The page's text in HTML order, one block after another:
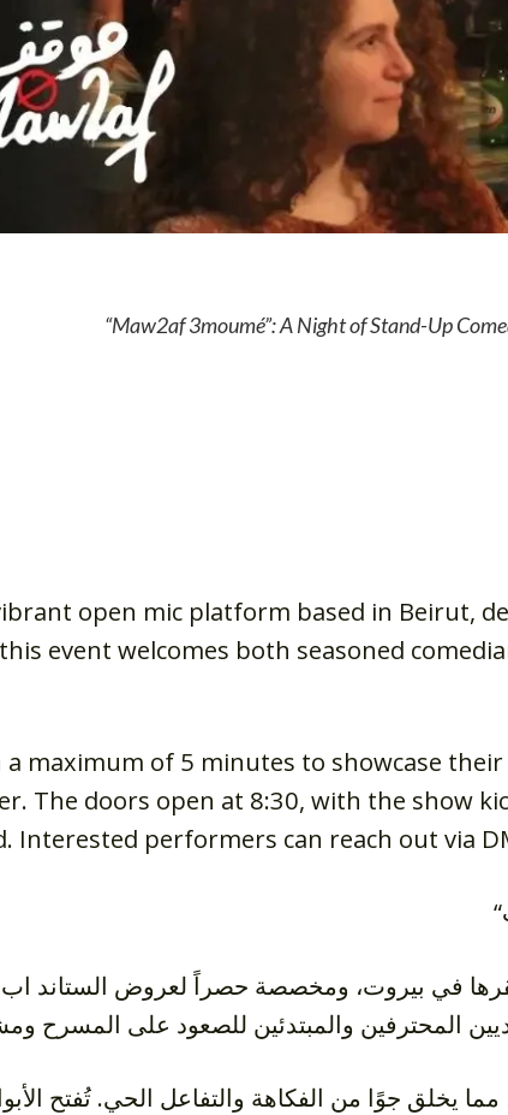
“Maw2af 3moumé”: A Night of Stand-Up
open mic platform based in Beirut,
event welcomes both seasoned
a maximum of 5 minutes to showcase
The doors open at 8:30, with the show
Interested performers can reach out via
لاختبار موادهم، مما يخلق جوًا من الفكاهة والتفاعل الحي.